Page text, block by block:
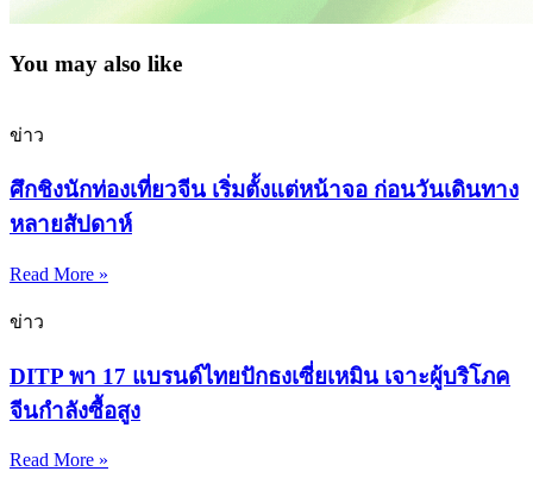
You may also like
ข่าว
ศึกชิงนักท่องเที่ยวจีน เริ่มตั้งแต่หน้าจอ ก่อนวันเดินทาง
หลายสัปดาห์
Read More »
ข่าว
DITP พา 17 แบรนด์ไทยปักธงเซี่ยเหมิน เจาะผู้บริโภค
จีนกำลังซื้อสูง
Read More »